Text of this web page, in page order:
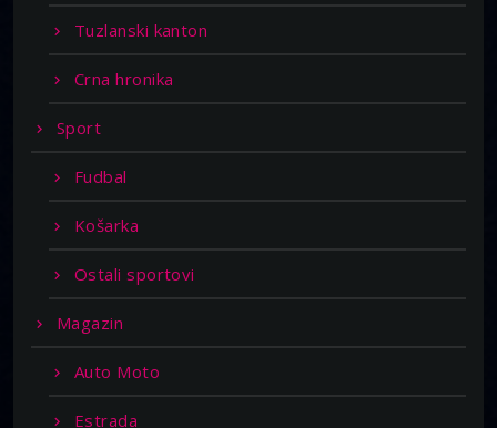
Tuzlanski kanton
Crna hronika
Sport
Fudbal
Košarka
Ostali sportovi
Magazin
Auto Moto
Estrada